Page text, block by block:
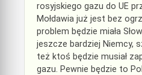
rosyjskiego gazu do UE
Mołdawia już jest bez
problem będzie miała
jeszcze bardziej Niemcy,
też ktoś będzie musiał
gazu. Pewnie będzie to